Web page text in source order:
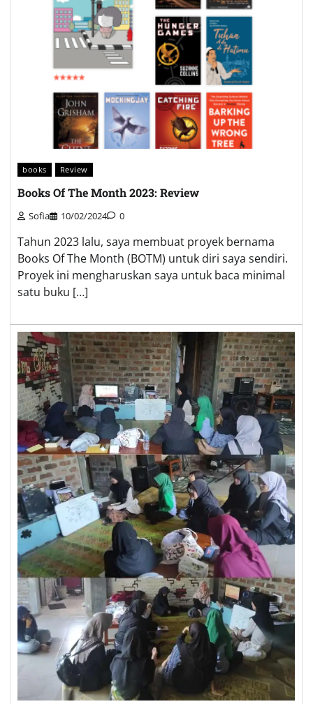
books Review
Books Of The Month 2023: Review
Sofia 10/02/2024 0
Tahun 2023 lalu, saya membuat proyek bernama
Books Of The Month (BOTM) untuk diri saya sendiri.
Proyek ini mengharuskan saya untuk baca minimal
satu buku […]